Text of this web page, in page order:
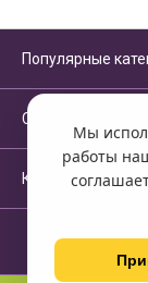
Мы
работы
Популярные
Сервисы и
Компания